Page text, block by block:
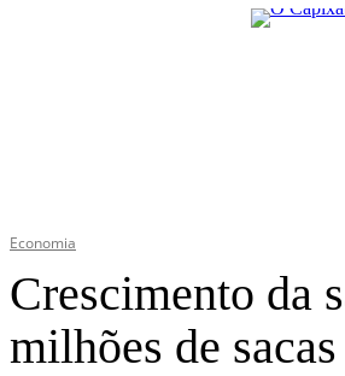
Economia
Crescimento da
milhões de sacas